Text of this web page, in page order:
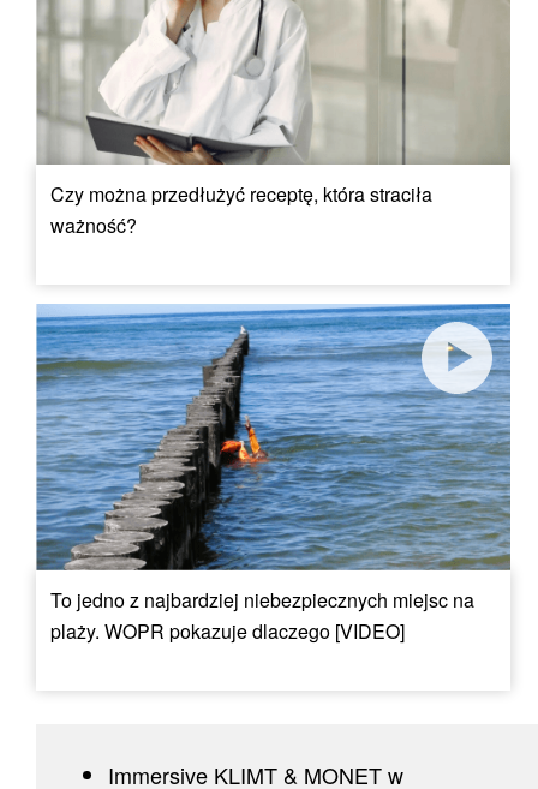
Czy można przedłużyć receptę, która straciła
ważność?
To jedno z najbardziej niebezpiecznych miejsc na
plaży. WOPR pokazuje dlaczego [VIDEO]
Immersive KLIMT & MONET w